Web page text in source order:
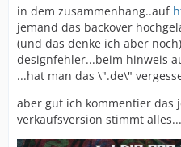
in dem zusammenhang..auf
jemand das backover
(und das denke ich aber
designfehler...beim hinweis
...hat man das \".de\"
aber gut ich kommentier das
verkaufsversion stimmt alles...